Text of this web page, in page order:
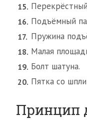
Подъёмный
Пружина
Малая
Болт шатуна.
Пятка со
Принцип